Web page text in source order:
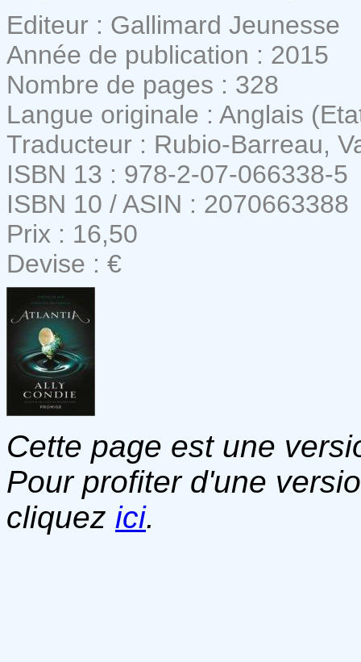
Editeur : Gallimard Jeunesse
Année de publication : 2015
Nombre de pages : 328
Langue originale : Anglais
Traducteur : Rubio-Barreau,
ISBN 13 : 978-2-07-066338-5
ISBN 10 / ASIN : 2070663388
Prix : 16,50
Devise : €
Cette page est une
Pour profiter d'une
cliquez ici.